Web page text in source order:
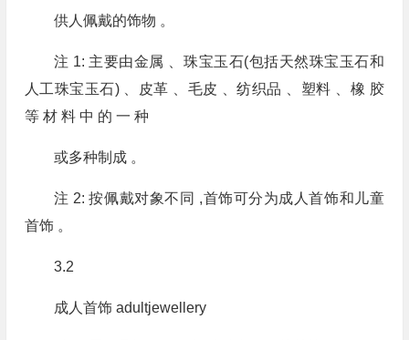
供人佩戴的饰物 。
注 1: 主要由金属 、珠宝玉石(包括天然珠宝玉石和
人工珠宝玉石) 、皮革 、毛皮 、纺织品 、塑料 、橡 胶
等 材 料 中 的 一 种
或多种制成 。
注 2: 按佩戴对象不同 ,首饰可分为成人首饰和儿童
首饰 。
3.2
成人首饰 adultjewellery